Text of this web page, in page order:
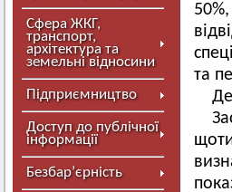
Сфера ЖКГ,
транспорт,
архітектура та
земельні відносини
Підприємництво
Доступ до публічної
інформації
Безбар’єрність
та